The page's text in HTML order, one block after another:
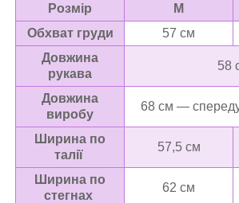
Розмір M
Обхват груди
57 см
Довжина
рукава
58
Довжина
виробу
68 см —
Ширина по
талії
57,5 см
Ширина по
стегнах
62 см